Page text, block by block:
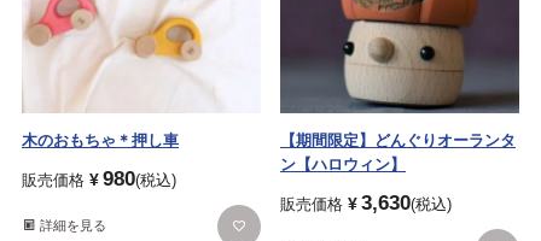
木のおもちゃ＊押し車
販売価格 ¥980 税込
詳細を見る
【期間限定】どんぐりオーランタ
ン【ハロウィン】
販売価格 ¥3,630 税込